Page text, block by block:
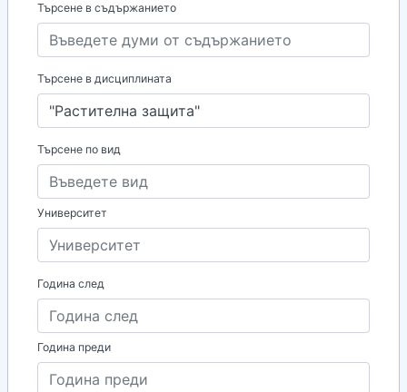
Търсене в съдържанието
Търсене в дисциплината
Търсене по вид
Университет
Година след
Година преди